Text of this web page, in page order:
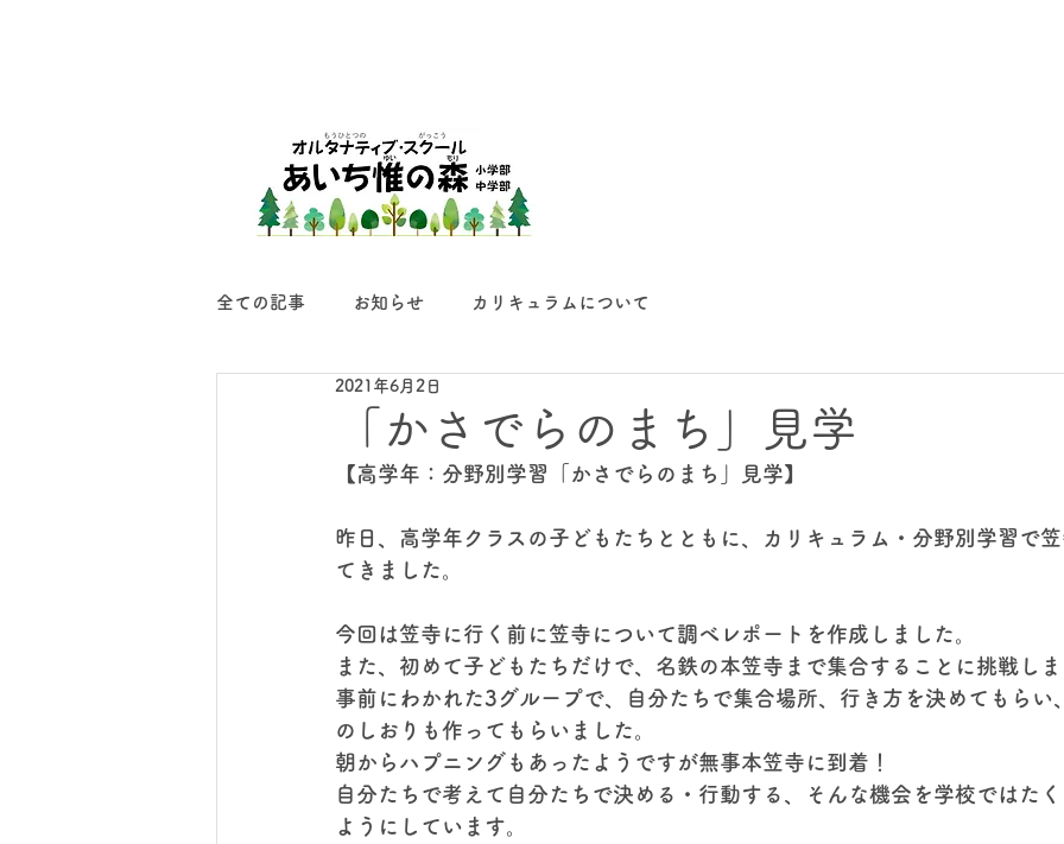
全ての記事 お知らせ カリキュラムについて
「かさでらのまち」見学
2021年6月2日
【高学年：分野別学習「かさでらのまち」見学】
昨日、高学年クラスの子どもたちとともに、カリキュラム・分野別学習で
てきました。
今回は笠寺に行く前に笠寺について調べレポートを作成しました。
また、初めて子どもたちだけで、名鉄の本笠寺まで集合することに挑戦しま
事前にわかれた3グループで、自分たちで集合場所、行き方を決めてもらい
のしおりも作ってもらいました。
朝からハプニングもあったようですが無事本笠寺に到着！
自分たちで考えて自分たちで決める・行動する、そんな機会を学校ではた
ようにしています。